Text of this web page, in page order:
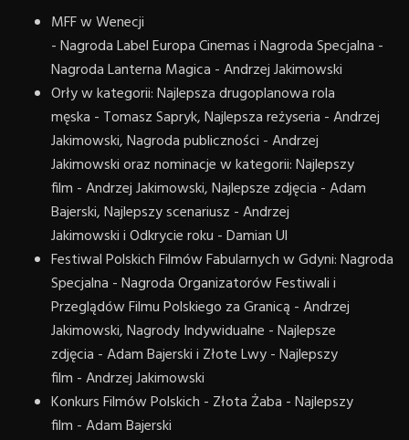
MFF w Wenecji
- Nagroda Label Europa Cinemas i Nagroda Specjalna -
Nagroda Lanterna Magica - Andrzej Jakimowski
Orły w kategorii: Najlepsza drugoplanowa rola
męska - Tomasz Sapryk, Najlepsza reżyseria - Andrzej
Jakimowski, Nagroda publiczności - Andrzej
Jakimowski oraz nominacje w kategorii: Najlepszy
film - Andrzej Jakimowski, Najlepsze zdjęcia - Adam
Bajerski, Najlepszy scenariusz - Andrzej
Jakimowski i Odkrycie roku - Damian Ul
Festiwal Polskich Filmów Fabularnych w Gdyni: Nagroda
Specjalna - Nagroda Organizatorów Festiwali i
Przeglądów Filmu Polskiego za Granicą - Andrzej
Jakimowski, Nagrody Indywidualne - Najlepsze
zdjęcia - Adam Bajerski i Złote Lwy - Najlepszy
film - Andrzej Jakimowski
Konkurs Filmów Polskich - Złota Żaba - Najlepszy
film - Adam Bajerski